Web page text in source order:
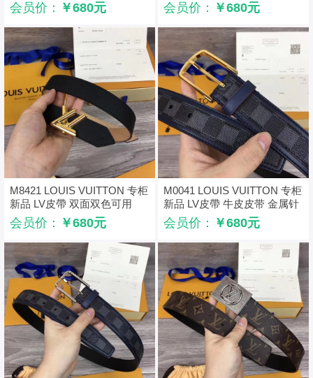
会员价： ￥680元 会员价： ￥680元
M8421 LOUIS VUITTON 专柜
新品 LV皮帶 双面双色可用
会员价： ￥680元
M0041 LOUIS VUITTON 专柜
新品 LV皮帶 牛皮皮带 金属针
扣 金色
会员价： ￥680元